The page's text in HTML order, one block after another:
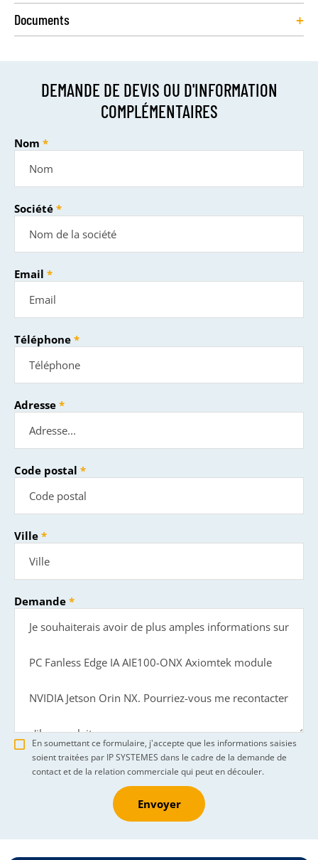
Documents +
DEMANDE DE DEVIS OU D'INFORMATION
COMPLÉMENTAIRES
Nom
Société
Email
Téléphone
Adresse
Code postal
Ville
Demande
En soumettant ce formulaire, j'accepte que les informations saisies
soient traitées par IP SYSTEMES dans le cadre de la demande de
contact et de la relation commerciale qui peut en découler.
Envoyer